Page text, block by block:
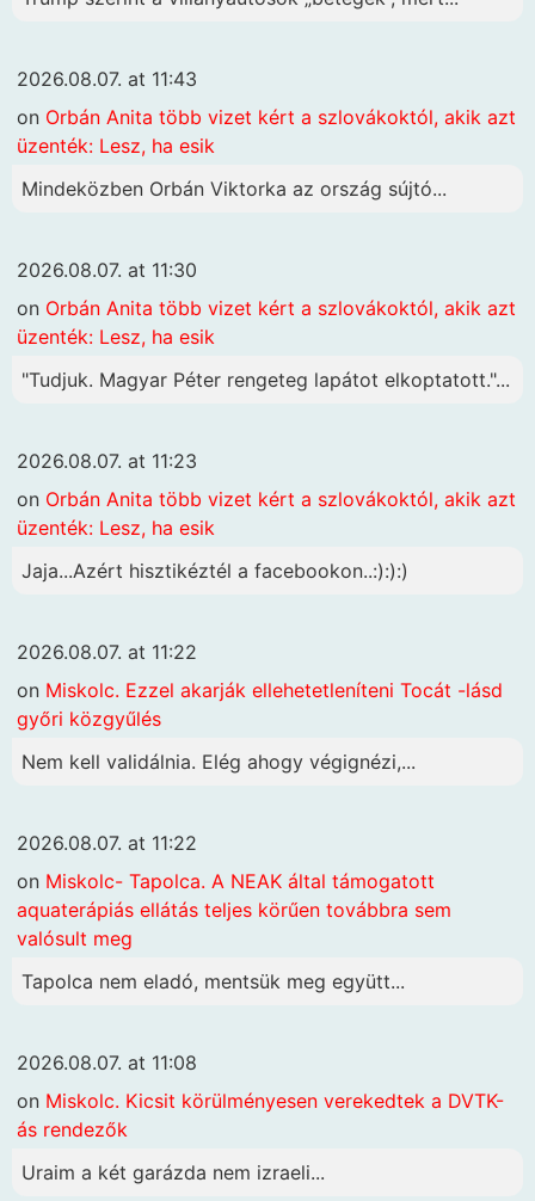
2026.08.07. at 11:43
on Orbán Anita több vizet kért a szlovákoktól, akik azt
üzenték: Lesz, ha esik
Mindeközben Orbán Viktorka az ország sújtó...
2026.08.07. at 11:30
on Orbán Anita több vizet kért a szlovákoktól, akik azt
üzenték: Lesz, ha esik
"Tudjuk. Magyar Péter rengeteg lapátot elkoptatott."...
2026.08.07. at 11:23
on Orbán Anita több vizet kért a szlovákoktól, akik azt
üzenték: Lesz, ha esik
Jaja...Azért hisztikéztél a facebookon..:):):)
2026.08.07. at 11:22
on Miskolc. Ezzel akarják ellehetetleníteni Tocát -lásd
győri közgyűlés
Nem kell validálnia. Elég ahogy végignézi,...
2026.08.07. at 11:22
on Miskolc- Tapolca. A NEAK által támogatott
aquaterápiás ellátás teljes körűen továbbra sem
valósult meg
Tapolca nem eladó, mentsük meg együtt...
2026.08.07. at 11:08
on Miskolc. Kicsit körülményesen verekedtek a DVTK-
ás rendezők
Uraim a két garázda nem izraeli...